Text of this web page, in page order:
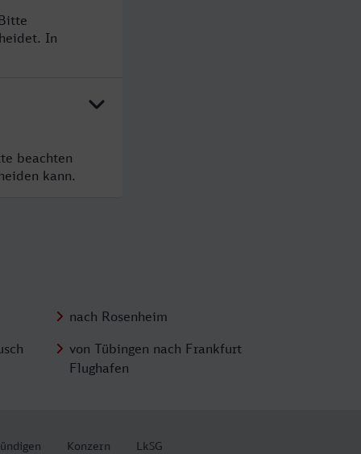
In
beachten
kann.
nach Rosenheim
von Tübingen nach Frankfurt
Flughafen
Konzern LkSG